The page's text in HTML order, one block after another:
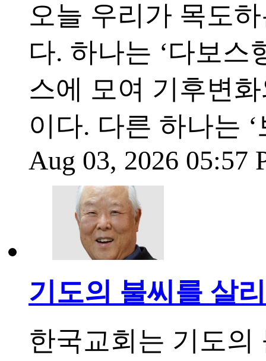
오늘 우리가 목도
다. 하나는 ‘다보스
스에 모여 기후변
이다. 다른 하나는
Aug 03, 2026 05:57
기도의 불씨를 살
한국교회는 기도